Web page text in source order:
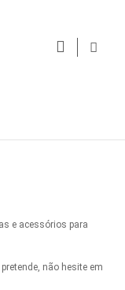
e acessórios para
não hesite em